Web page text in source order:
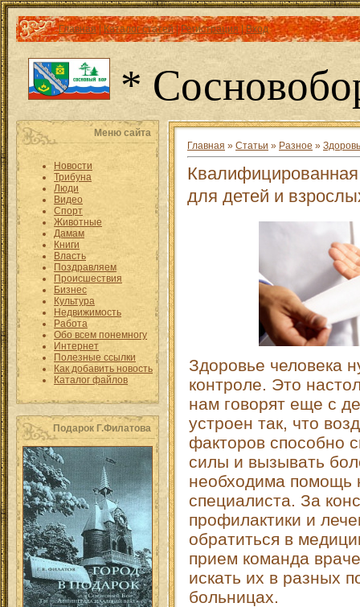
Главная|Каталог статей|Регистрация |Вход
*
Меню сайта
Новости
Трибуна
Люди
Видео
Спорт
Животные
Дамам
Книги
Власть
Поздравляем
Происшествия
Бизнес
Культура
Недвижимость
Работа
Обо всем понемногу
Интернет
Полезные ссылки
Как добавить новость
Каталог файлов
Подарок Г.Филатова
Главная » Статьи » Разное »
для детей и
Здоровье человека
контроле. Это
нам говорят еще с
устроен так, что
факторов способно
силы и вызывать
необходима помощь
специалиста. За
профилактики и
обратиться в
прием команда
искать их в разных
больницах.